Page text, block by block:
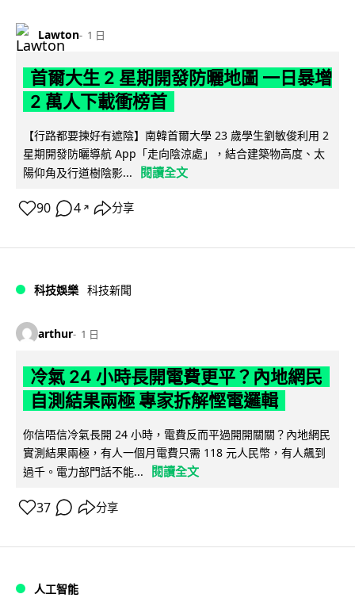
Lawton 1 日
首爾大生 2 星期開發防曬地圖 一日暴增
2 萬人下載衝榜首
【行路都要揀好有遮陰】南韓首爾大學 23 歲學生劉敏俊利用 2
星期開發防曬導航 App「走向陰涼處」，結合建築物高度、太
陽仰角及行道樹陰影...
閱讀全文
90 4 ↗ 分享
科技娛樂 科技新聞
arthur 1 日
冷氣 24 小時長開電費更平？內地網民
自測結果兩極 專家拆解慳電邏輯
你信唔信冷氣長開 24 小時，電費反而平過開開關關？內地網民
實測結果兩極，有人一個月電費只需 118 元人民幣，有人飆到
過千。電力部門話不能...
閱讀全文
37 分享
人工智能